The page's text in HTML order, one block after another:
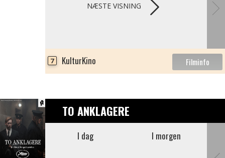
NÆSTE VISNING
7 KulturKino
TO ANKLAGERE
I dag I morgen